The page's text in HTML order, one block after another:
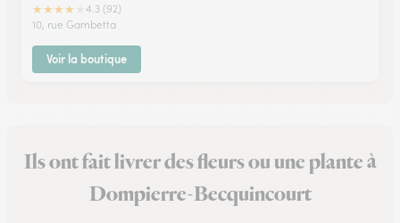
★★★★
4.3 (92)
10, rue Gambetta
Voir la boutique
Ils ont fait livrer des fleurs ou une plante à
Dompierre-Becquincourt